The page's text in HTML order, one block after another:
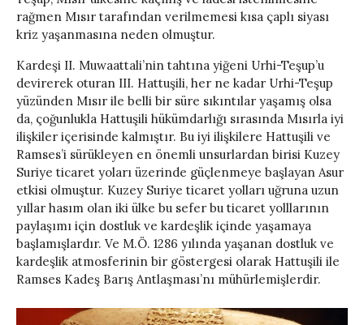
rağmen Mısır tarafından verilmemesi kısa çaplı siyası
kriz yaşanmasına neden olmuştur.
Kardeşi II. Muwaattali’nin tahtına yiğeni Urhi-Teşup’u
devirerek oturan III. Hattuşili, her ne kadar Urhi-Teşup
yüzünden Mısır ile belli bir süre sıkıntılar yaşamış olsa
da, çoğunlukla Hattuşili hükümdarlığı sırasında Mısırla iyi
ilişkiler içerisinde kalmıştır. Bu iyi ilişkilere Hattuşili ve
Ramses’i sürükleyen en önemli unsurlardan birisi Kuzey
Suriye ticaret yoları üzerinde güçlenmeye başlayan Asur
etkisi olmuştur. Kuzey Suriye ticaret yolları uğruna uzun
yıllar hasım olan iki ülke bu sefer bu ticaret yolllarının
paylaşımı için dostluk ve kardeşlik içinde yaşamaya
başlamışlardır. Ve M.Ö. 1286 yılında yaşanan dostluk ve
kardeşlik atmosferinin bir göstergesi olarak Hattuşili ile
Ramses Kadeş Barış Antlaşması’nı mühürlemişlerdir.